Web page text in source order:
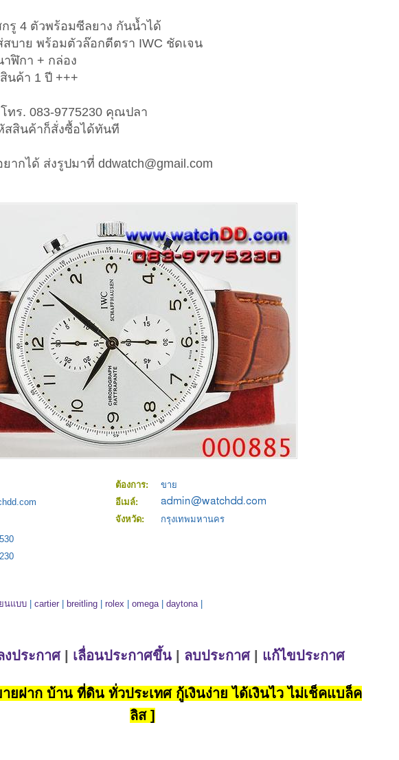
รู 4 ตัวพร้อมซีลยาง กันน้ำได้
สบาย พร้อมตัวล๊อกตีตรา IWC ชัดเจน
ฬิกา + กล่อง
นค้า 1 ปี +++
ทร. 083-9775230 คุณปลา
สสินค้าก็สั่งซื้อได้ทันที
ากได้ ส่งรูปมาที่ ddwatch@gmail.com
ต้องการ:
ขาย
อีเมล์:
จังหวัด:
กรุงเทพมหานคร
นแบบ cartier breitling rolex omega| daytona|
งประกาศ| เลื่อนประกาศขึ้น ลบประกาศ| แก้ไขประกาศ
ยฝาก บ้าน ที่ดิน ทั่วประเทศ กู้เงินง่าย ได้เงินไว ไม่เช็คแบล็ค
ลิส ]